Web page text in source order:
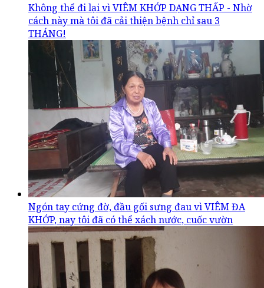
Không thể đi lại vì VIÊM KHỚP DẠNG THẤP - Nhờ
cách này mà tôi đã cải thiện bệnh chỉ sau 3
THÁNG!
Ngón tay cứng đờ, đầu gối sưng đau vì VIÊM ĐA
KHỚP, nay tôi đã có thể xách nước, cuốc vườn